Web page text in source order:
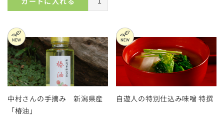
中村さんの手摘み 新潟県産
「椿油」
自遊人の特別仕込み味噌 特撰